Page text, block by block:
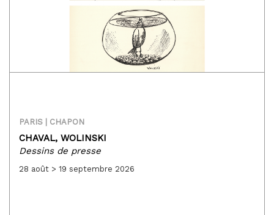
PARIS | CHAPON
CHAVAL, WOLINSKI
Dessins de presse
28 août > 19 septembre 2026